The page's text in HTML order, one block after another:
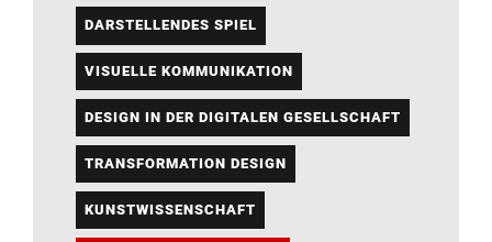
DARSTELLENDES SPIEL
VISUELLE KOMMUNIKATION
DESIGN IN DER DIGITALEN GESELLSCHAFT
TRANSFORMATION DESIGN
KUNSTWISSENSCHAFT